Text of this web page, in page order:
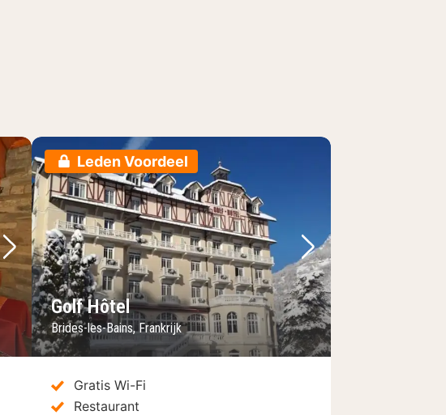
Volgende foto
Leden Voordeel
Vorige foto
Volgende foto
Golf Hôtel
Brides-les-Bains, Frankrijk
Gratis Wi-Fi
Restaurant